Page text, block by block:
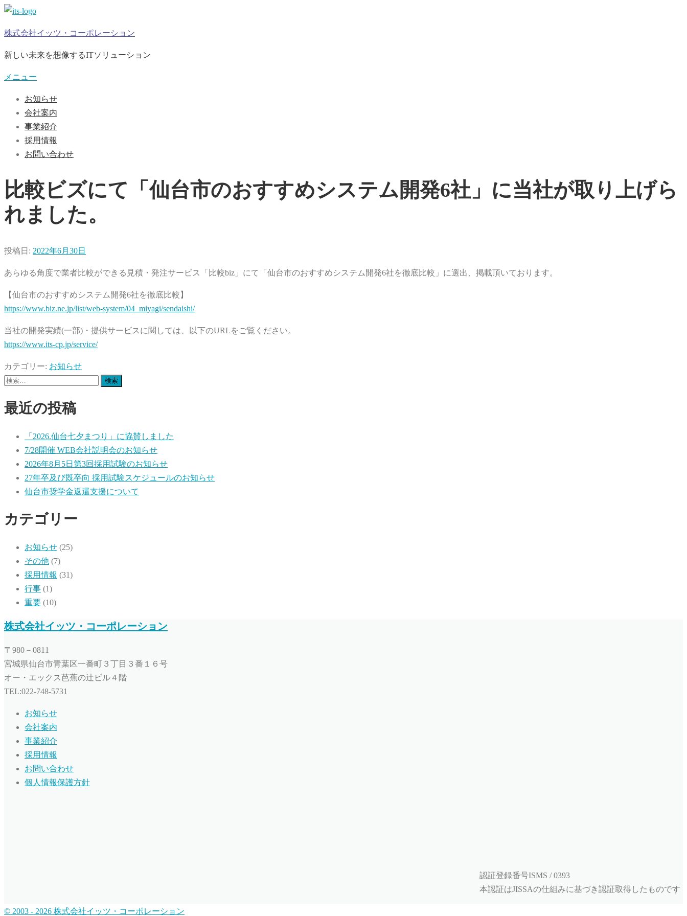
コ
テ
ン
へ
株式会社イッツ・コーポレーション
新しい未来を想像するITソリューション
メニュー
お知らせ
会社案内
事業紹介
採用情報
お問い合わせ
比較ビズにて「仙台市のおすすめシステム開発6社」に当社が取り上げら
れました。
投稿日: 2022年6月30日
あらゆる角度で業者比較ができる見積・発注サービス「比較biz」にて「仙台市のおすすめシステム開発6社を徹底比較」に選出、掲載頂いております。
【仙台市のおすすめシステム開発6社を徹底比較】
https://www.biz.ne.jp/list/web-system/04_miyagi/sendaishi/
当社の開発実績(一部)・提供サービスに関しては、以下のURLをご覧ください。
https://www.its-cp.jp/service/
カテゴリー: お知らせ
検
最近の投稿
「2026.仙台七夕まつり」に協賛しました
7/28開催 WEB会社説明会のお知らせ
2026年8月5日第3回採用試験のお知らせ
27年卒及び既卒向 採用試験スケジュールのお知らせ
仙台市奨学金返還支援について
カテゴリー
お知らせ (25)
その他 (7)
採用情報 (31)
行事 (1)
重要 (10)
株式会社イッツ・コーポレーション
〒980－0811
宮城県仙台市青葉区一番町３丁目３番１６号
オー・エックス芭蕉の辻ビル４階
TEL:022-748-5731
お知らせ
会社案内
事業紹介
採用情報
お問い合わせ
個人情報保護方針
認証登録番号ISMS / 0393
本認証はJISSAの仕組みに基づき認証取得したものです
© 2003 - 2026 株式会社イッツ・コーポレーション